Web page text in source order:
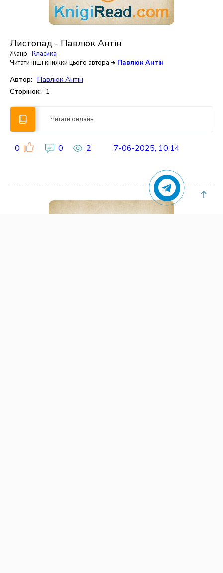
Листопад - Павлюк Антін
Жанр- Класика
Читати інші книжки цього автора ➜ Павлюк Антін
Автор: Павлюк Антін
Сторінок: 1
Читати онлайн
0 0 2 7-06-2025, 10:14